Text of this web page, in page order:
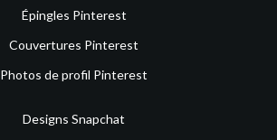
Épingles Pinterest
Couvertures Pinterest
Photos de profil Pinterest
Designs Snapchat